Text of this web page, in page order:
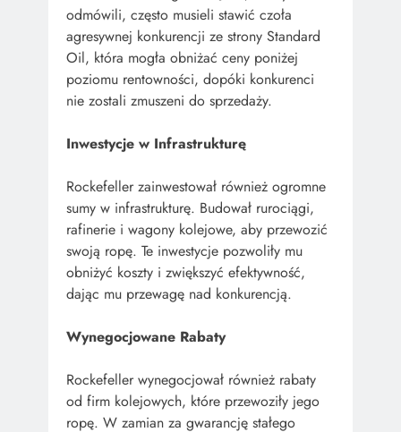
odmówili, często musieli stawić czoła
agresywnej konkurencji ze strony Standard
Oil, która mogła obniżać ceny poniżej
poziomu rentowności, dopóki konkurenci
nie zostali zmuszeni do sprzedaży.
Inwestycje w Infrastrukturę
Rockefeller zainwestował również ogromne
sumy w infrastrukturę. Budował rurociągi,
rafinerie i wagony kolejowe, aby przewozić
swoją ropę. Te inwestycje pozwoliły mu
obniżyć koszty i zwiększyć efektywność,
dając mu przewagę nad konkurencją.
Wynegocjowane Rabaty
Rockefeller wynegocjował również rabaty
od firm kolejowych, które przewoziły jego
ropę. W zamian za gwarancję stałego